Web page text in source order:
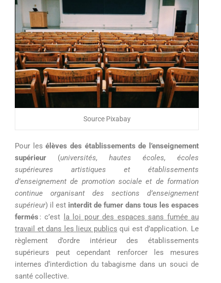
Source Pixabay
Pour lesélèves des établissements de l’enseignement
supérieur
(universités, hautes écoles, écoles
supérieures artistiques et établissements
d’enseignement de promotion sociale et de formation
continue organisant des sections d’enseignement
supérieur) il est interdit de fumer dans tous les espaces
fermés : c’est la loi pour des espaces sans fumée au
travail et dans les lieux publics qui est d’application. Le
règlement d’ordre intérieur des établissements
supérieurs peut cependant renforcer les mesures
internes d’interdiction du tabagisme dans un souci de
santé collective.